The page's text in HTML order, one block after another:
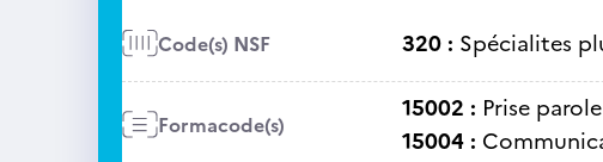
Code(s) NSF 320 : Spécialites
Formacode(s)
15002 : Prise parole
15004 :